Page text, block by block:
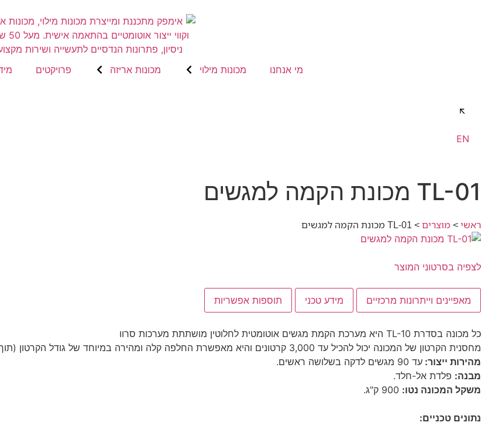
מי אנחנו מכונות מילוי מכונות אריזה פרויקטים
EN
TL-01 מכונת הקמה למגשים
ראשי> מוצרים>TL-01 מכונת הקמה למגשים
לצפיה בסרטוני המוצר
מאפיינים וייתרונות מרכזיים מידע טכני תוספות אפשריות
כל מכונה בסדרת TL-10 היא מערכת הקמת מגשים אוטומטית לחלוטין מושתתת מערכות סרוו
מחסנית הקרטון של המכונה יכול להכיל עד 3,000 קרטונים והיא מאפשרת החלפה קלה ומהירה במיוחד של גודל הקרטון (תוך 15 דקות).
מהירות ייצור: עד 90 מגשים לדקה בשלושה ראשים.
מבנה: פלדת אל-חלד.
משקל המכונה נטו:
נתונים טכניים: